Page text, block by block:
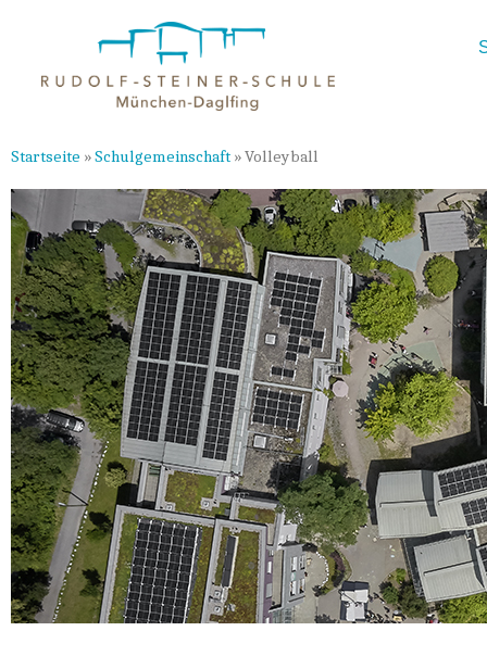
Startseite »Schulgemeinschaft »Volleyball